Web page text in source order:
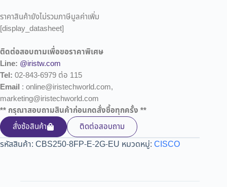
ราคาสินค้ายังไม่รวมภาษีมูลค่าเพิ่ม
[display_datasheet]
ติดต่อสอบถามเพื่อขอราคาพิเศษ
Line: @iristw.com
Tel: 02-843-6979 ต่อ 115
Email : online@iristechworld.com,
marketing@iristechworld.com
** กรุณาสอบถามสินค้าก่อนกดสั่งซื้อทุกครั้ง **
สั่งซ้อสินค้า
ติดต่อสอบถาม
รหัสสินค้า: CBS250-8FP-E-2G-EU หมวดหมู่: CISCO